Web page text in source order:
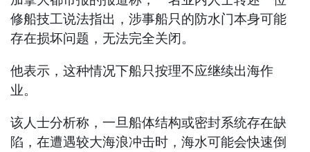
修船技工说法指出，涉事船只的防水门本身可能
存在损坏问题，无法完全关闭。
他表示，这种情况下船只按理不应继续出海作
业。
该人士分析称，一旦船体结构或密封系统存在缺
陷，在遭遇较大海浪冲击时，海水可能会快速倒